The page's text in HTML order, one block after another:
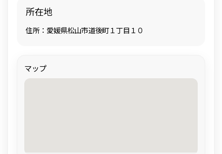
所在地
住所：愛媛県松山市道後町１丁目１０
マップ